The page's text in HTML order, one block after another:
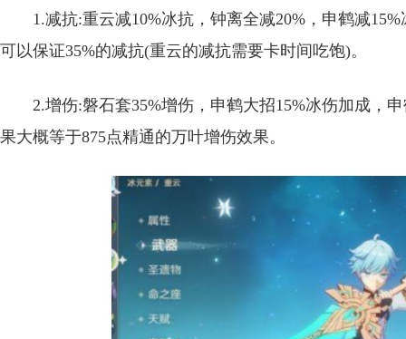
1.减抗:重云减10%冰抗，钟离全减20%，申鹤减
可以保证35%的减抗(重云的减抗需要卡时间吃饱)。
2.增伤:磐石套35%增伤，申鹤大招15%冰伤加成，
果大概等于875点精通的万叶增伤效果。